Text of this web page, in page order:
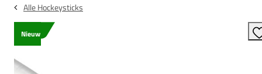
Alle Hockeysticks
Nieuw